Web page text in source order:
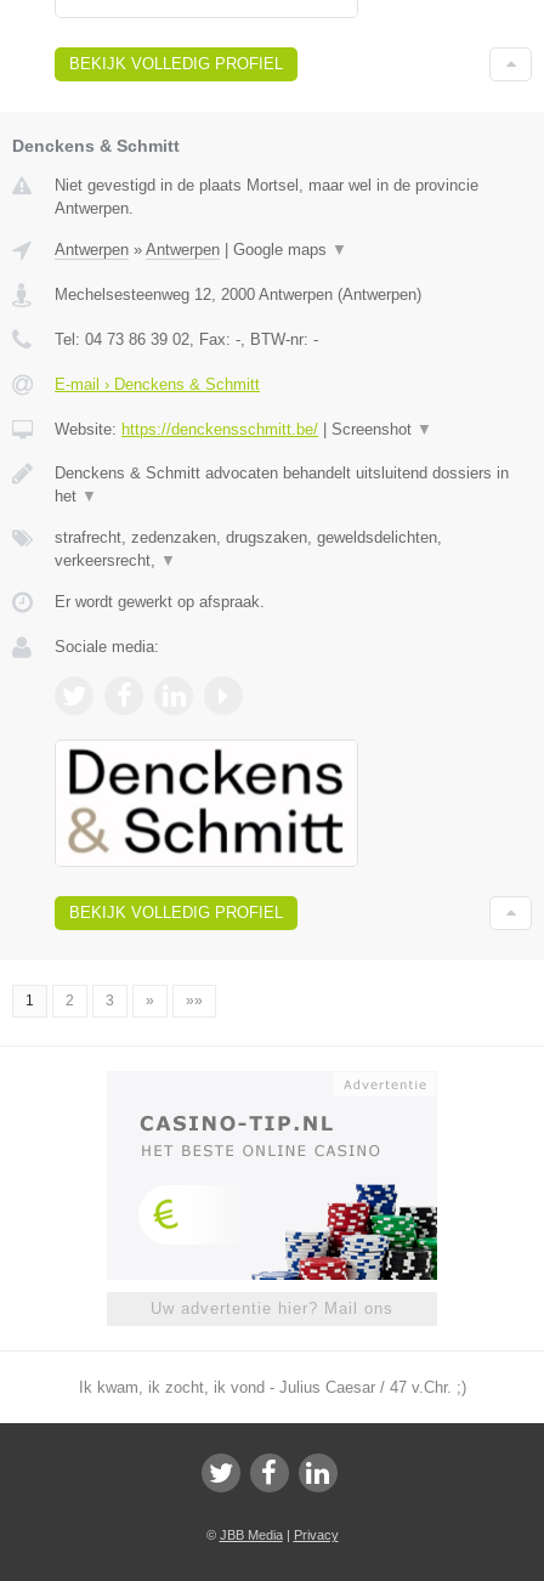
BEKIJK VOLLEDIG PROFIEL
Denckens & Schmitt
Niet gevestigd in de plaats Mortsel, maar wel in de provincie
Antwerpen.
Antwerpen » Antwerpen | Google maps ▼
Mechelsesteenweg 12 2000 Antwerpen (Antwerpen)
Tel: 04 73 86 39 02 , Fax: - , BTW-nr: -
E-mail › Denckens & Schmitt
Website: https://denckensschmitt.be/ | Screenshot ▼
Denckens & Schmitt advocaten behandelt uitsluitend dossiers in
het ▼
strafrecht, zedenzaken, drugszaken, geweldsdelichten,
verkeersrecht,
▼
Er wordt gewerkt op afspraak.
Sociale media:
BEKIJK VOLLEDIG PROFIEL
1 2 3 » »»
Uw advertentie hier? Mail ons
Ik kwam, ik zocht, ik vond - Julius Caesar / 47 v.Chr. ;)
© JBB Media| Privacy